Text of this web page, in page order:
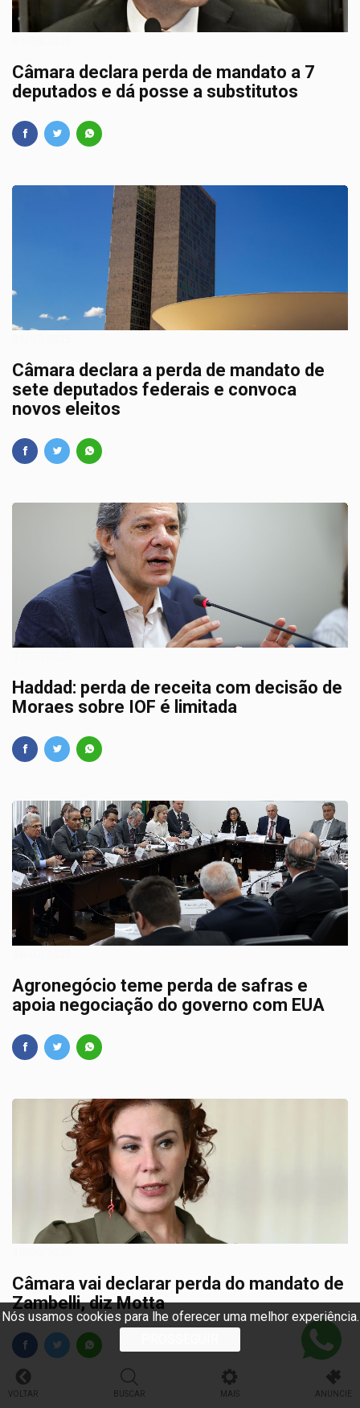
Nós usamos cookies para lhe oferecer uma melhor experiência.
Câmara declara perda de mandato a 7
deputados e dá posse a substitutos
Câmara declara a perda de mandato de
sete deputados federais e convoca
novos eleitos
Haddad: perda de receita com decisão de
Moraes sobre IOF é limitada
Agronegócio teme perda de safras e
apoia negociação do governo com EUA
Câmara vai declarar perda do mandato de
Zambelli, diz Motta
VOLTAR BUSCAR MAIS ANUNCIE